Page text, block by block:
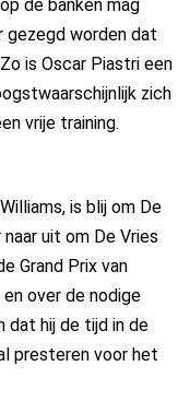
de banken mag
gezegd worden dat
is Oscar Piastri een
zich
vrije training.
is blij om De
uit om De Vries
Grand Prix van
over de nodige
dat hij de tijd in de
presteren voor het